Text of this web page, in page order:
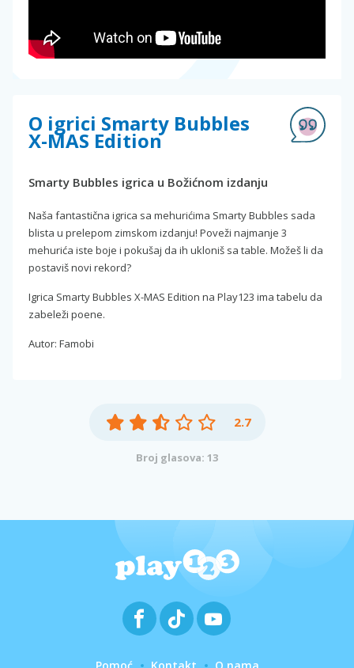
O igrici Smarty Bubbles
X-MAS Edition
Smarty Bubbles igrica u Božićnom izdanju
Naša fantastična igrica sa mehurićima Smarty Bubbles sada
blista u prelepom zimskom izdanju! Poveži najmanje 3
mehurića iste boje i pokušaj da ih ukloniš sa table. Možeš li da
postaviš novi rekord?
Igrica Smarty Bubbles X-MAS Edition na Play123 ima tabelu da
zabeleži poene.
Autor: Famobi
2.7
Broj glasova: 13